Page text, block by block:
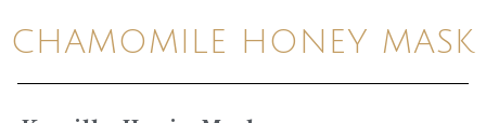
CHAMOMILE HONEY MASK